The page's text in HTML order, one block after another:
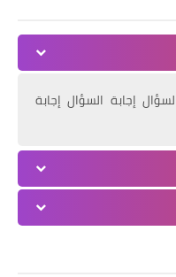
إجابة السؤال إجابة